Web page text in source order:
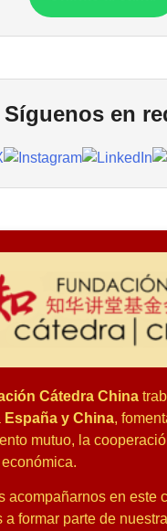
Síguenos en
Cátedra China
España y China,
mutuo, la
acompañarnos en este
a formar parte de